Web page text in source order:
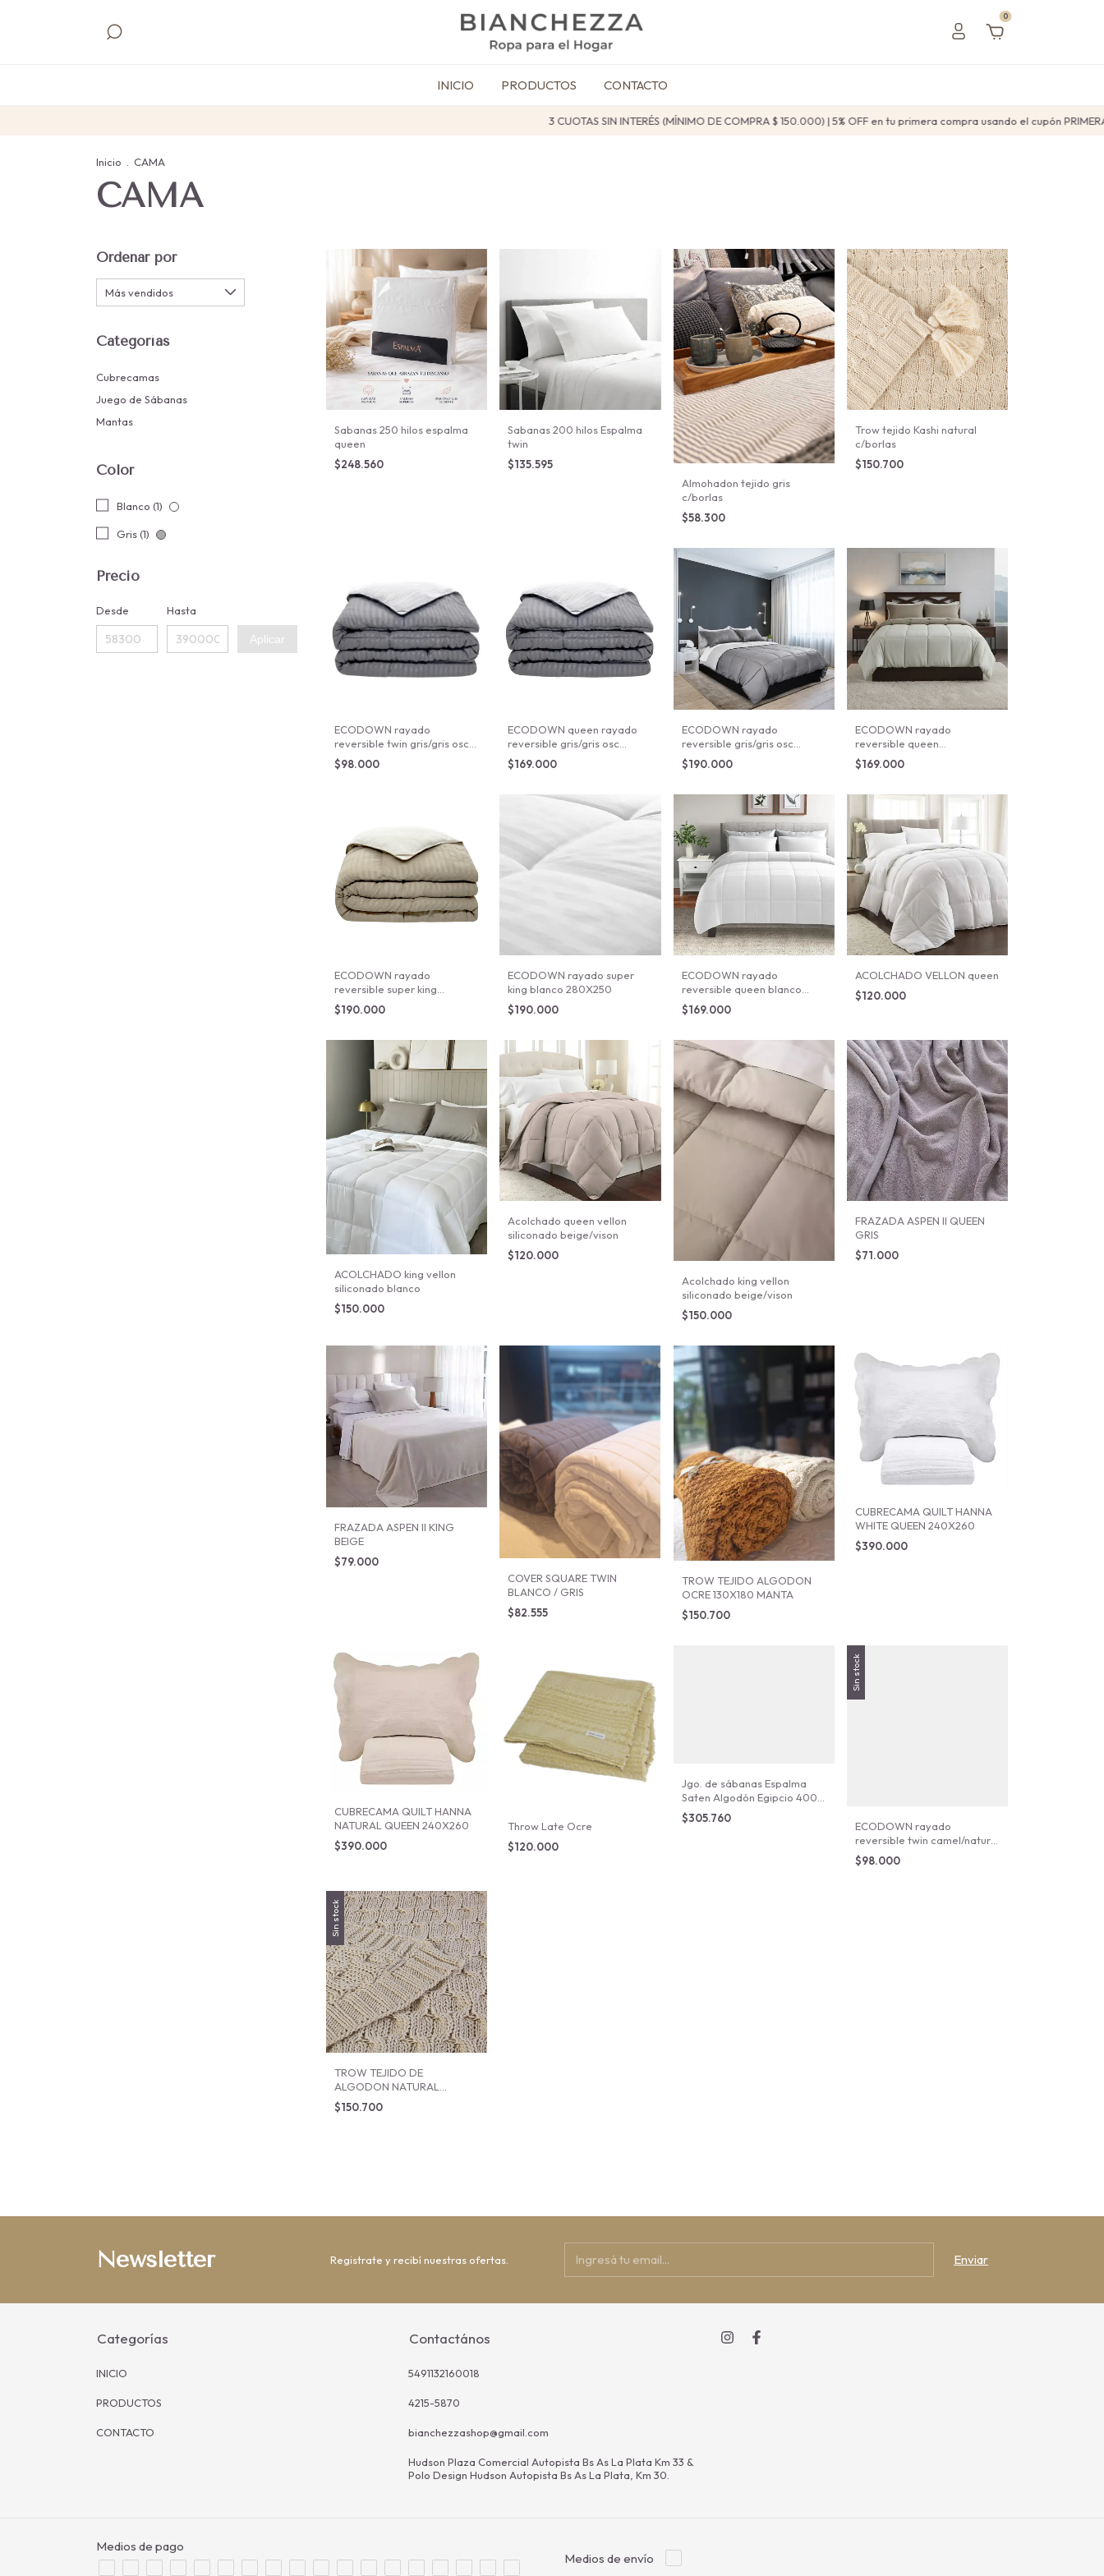
0
INICIO PRODUCTOS CONTACTO
3 CUOTAS SIN INTERÉS (MÍNIMO DE COMPRA $ 150.000) | 5% OFF en tu primera compra usando el cupón
Inicio CAMA
CAMA
Ordenar por
Categorías
Cubrecamas
Juego de Sábanas
Mantas
Color
Blanco (1)
Gris (1)
Precio
Desde Hasta
Aplicar
Sabanas 250 hilos espalma
queen
$248.560
Sabanas 200 hilos Espalma
twin
$135.595
Almohadon tejido gris
c/borlas
$58.300
Trow tejido Kashi natural
c/borlas
$150.700
ECODOWN rayado
reversible twin gris/gris osc
160X250
$98.000
ECODOWN queen rayado
reversible gris/gris osc
230X250
$169.000
ECODOWN rayado
reversible gris/gris osc
superking 280X250
$190.000
ECODOWN rayado
reversible queen
camel/natural 230X250
$169.000
ECODOWN rayado
reversible super king
camel/natural 280X250
$190.000
ECODOWN rayado super
king blanco 280X250
$190.000
ECODOWN rayado
reversible queen blanco
230X250
$169.000
ACOLCHADO VELLON queen
$120.000
ACOLCHADO king vellon
siliconado blanco
$150.000
Acolchado queen vellon
siliconado beige/vison
$120.000
Acolchado king vellon
siliconado beige/vison
$150.000
FRAZADA ASPEN II QUEEN
GRIS
$71.000
FRAZADA ASPEN II KING
BEIGE
$79.000
COVER SQUARE TWIN
BLANCO / GRIS
$82.555
TROW TEJIDO ALGODON
OCRE 130X180 MANTA
$150.700
CUBRECAMA QUILT HANNA
WHITE QUEEN 240X260
$390.000
CUBRECAMA QUILT HANNA
NATURAL QUEEN 240X260
$390.000
Throw Late Ocre
$120.000
Jgo. de sábanas Espalma
Saten Algodón Egipcio 400
hilos Blanco King
$305.760
Sin stock
ECODOWN rayado
reversible twin camel/natural
160X250
$98.000
Sin stock
TROW TEJIDO DE
ALGODON NATURAL
130X180
$150.700
Newsletter Registrate y recibí nuestras ofertas.
Categorías
INICIO
PRODUCTOS
CONTACTO
Contactános
5491132160018
4215-5870
bianchezzashop@gmail.com
Hudson Plaza Comercial Autopista Bs As La Plata Km 33 &
Polo Design Hudson Autopista Bs As La Plata, Km 30.
Medios de pago
Medios de envío